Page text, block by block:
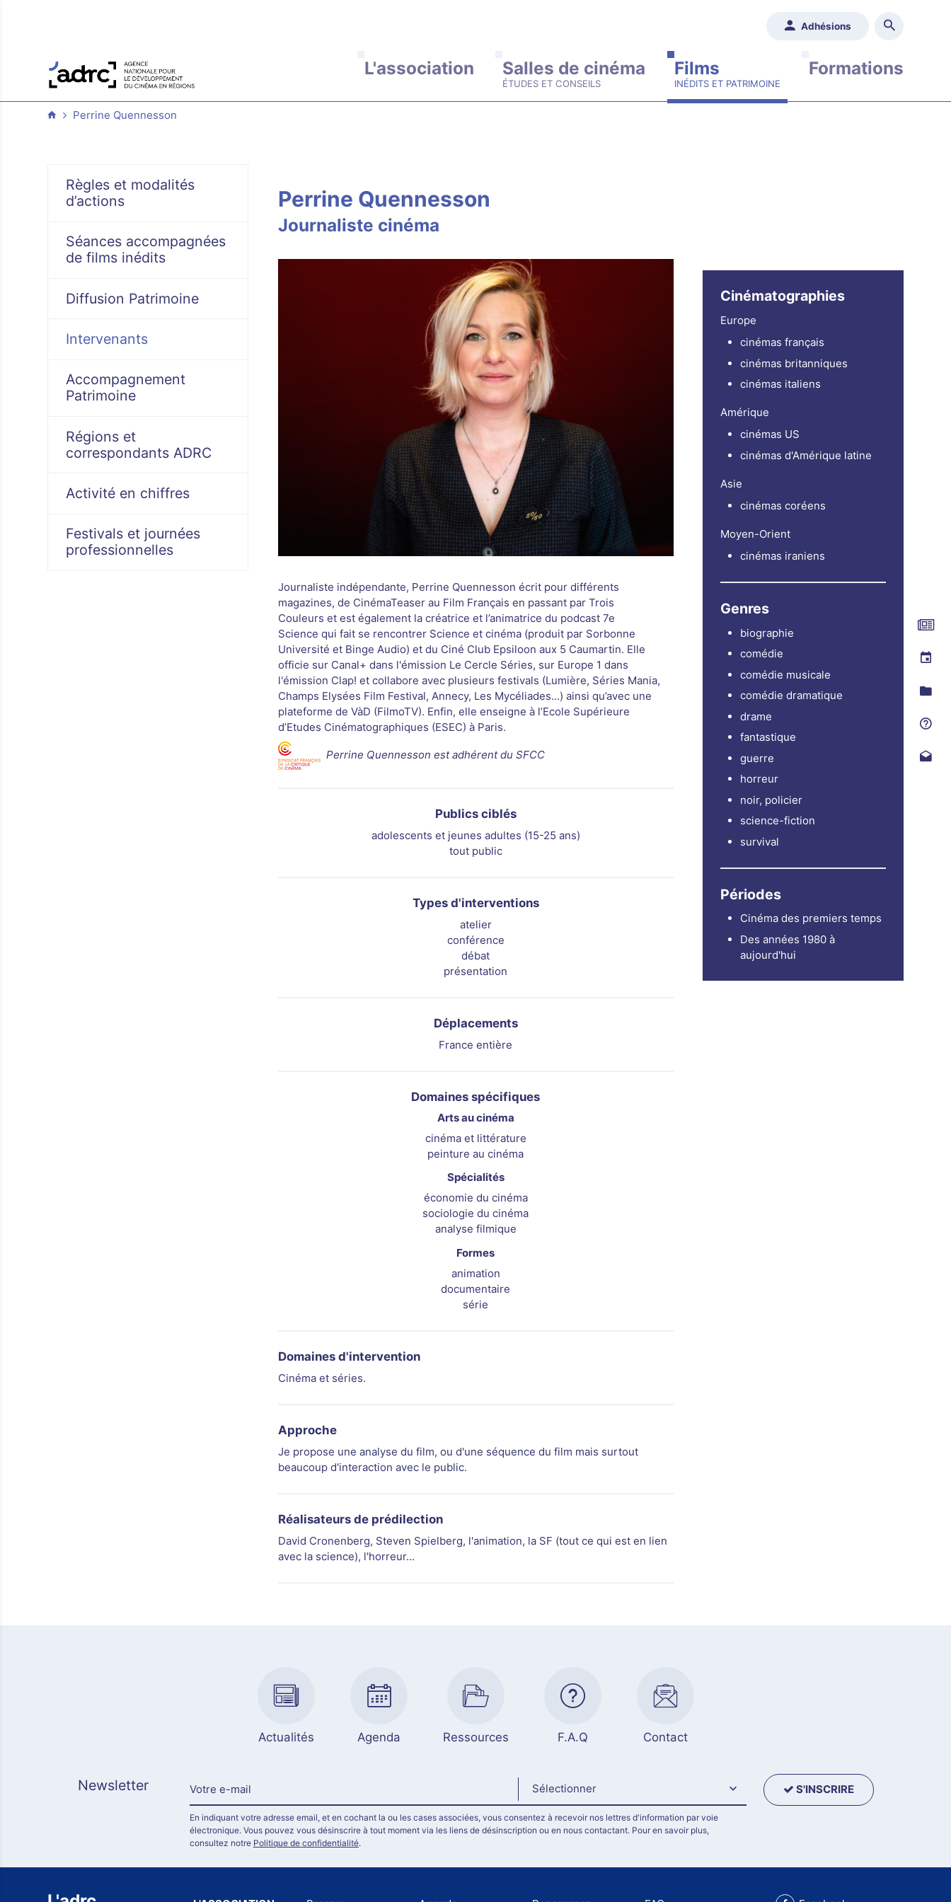
Adhésions
L'association Salles de cinéma Films Formations
Perrine Quennesson
Règles et modalités
d’actions
Séances accompagnées
de films inédits
Diffusion Patrimoine
Intervenants
Accompagnement
Patrimoine
Régions et
correspondants ADRC
Activité en chiffres
Festivals et journées
professionnelles
Perrine Quennesson
Journaliste cinéma
Journaliste indépendante, Perrine Quennesson écrit pour différents
magazines, de CinémaTeaser au Film Français en passant par Trois
Couleurs et est également la créatrice et l’animatrice du podcast 7e
Science qui fait se rencontrer Science et cinéma (produit par Sorbonne
Université et Binge Audio) et du Ciné Club Epsiloon aux 5 Caumartin. Elle
officie sur Canal+ dans l'émission Le Cercle Séries, sur Europe 1 dans
l'émission Clap! et collabore avec plusieurs festivals (Lumière, Séries Mania,
Champs Elysées Film Festival, Annecy, Les Mycéliades...) ainsi qu’avec une
plateforme de VàD (FilmoTV). Enfin, elle enseigne à l’Ecole Supérieure
d’Etudes Cinématographiques (ESEC) à Paris.
Perrine Quennesson est adhérent du SFCC
Publics ciblés
adolescents et jeunes adultes (15-25 ans)
tout public
Types d'interventions
atelier
conférence
débat
présentation
Déplacements
France entière
Domaines spécifiques
Arts au cinéma
cinéma et littérature
peinture au cinéma
Spécialités
économie du cinéma
sociologie du cinéma
analyse filmique
Formes
animation
documentaire
série
Domaines d'intervention
Cinéma et séries.
Approche
Je propose une analyse du film, ou d'une séquence du film mais surtout
beaucoup d'interaction avec le public.
Réalisateurs de prédilection
David Cronenberg, Steven Spielberg, l'animation, la SF (tout ce qui est en lien
avec la science), l'horreur...
Cinématographies
Europe
cinémas français
cinémas britanniques
cinémas italiens
Amérique
cinémas US
cinémas d'Amérique latine
Asie
cinémas coréens
Moyen-Orient
cinémas iraniens
Genres
biographie
comédie
comédie musicale
comédie dramatique
drame
fantastique
guerre
horreur
noir, policier
science-fiction
survival
Périodes
Cinéma des premiers temps
Des années 1980 à
aujourd'hui
Actualités Agenda Ressources F.A.Q Contact
Newsletter Sélectionner S'INSCRIRE
En indiquant votre adresse email, et en cochant la ou les cases associées, vous consentez à recevoir nos lettres d'information par voie
électronique. Vous pouvez vous désinscrire à tout moment via les liens de désinscription ou en nous contactant. Pour en savoir plus,
consultez notre Politique de confidentialité.